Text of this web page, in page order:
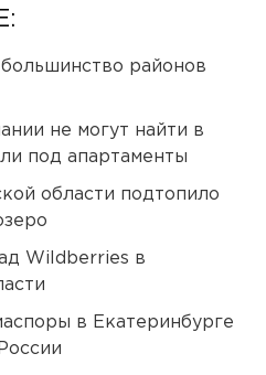
районов
не могут найти в
под апартаменты
области подтопило
Wildberries в
в Екатеринбурге